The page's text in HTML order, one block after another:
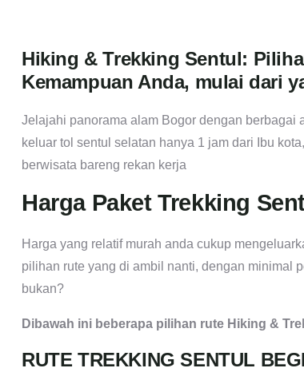
Hiking & Trekking Sentul:
Kemampuan Anda, mulai dari
Jelajahi panorama alam Bogor dengan berbagai
keluar tol sentul selatan hanya 1 jam dari Ibu
berwisata bareng rekan kerja
Harga Paket Trekking
Harga yang relatif murah anda cukup
pilihan rute yang di ambil nanti, dengan minimal
bukan?
Dibawah ini beberapa pilihan rute Hiking &
RUTE TREKKING SENTUL